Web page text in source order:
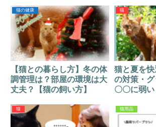
猫の健康
【猫との暮らし方】冬の体
調管理は？部屋の環境は大
丈夫？【猫の飼い方】
猫
猫と夏を
の対策・
〇〇に弱い
猫 猫用品